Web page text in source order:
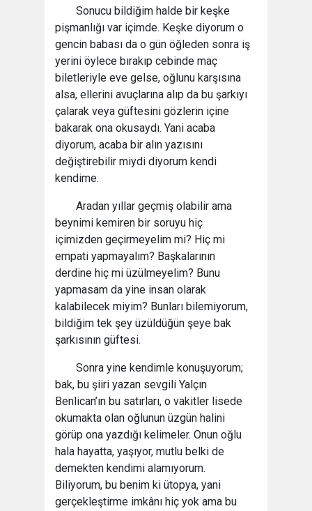
Sonucu bildiğim halde bir keşke
pişmanlığı var içimde. Keşke diyorum o
gencin babası da o gün öğleden sonra iş
yerini öylece bırakıp cebinde maç
biletleriyle eve gelse, oğlunu karşısına
alsa, ellerini avuçlarına alıp da bu şarkıyı
çalarak veya güftesini gözlerin içine
bakarak ona okusaydı. Yani acaba
diyorum, acaba bir alın yazısını
değiştirebilir miydi diyorum kendi
kendime.
Aradan yıllar geçmiş olabilir ama
beynimi kemiren bir soruyu hiç
içimizden geçirmeyelim mi? Hiç mi
empati yapmayalım? Başkalarının
derdine hiç mi üzülmeyelim? Bunu
yapmasam da yine insan olarak
kalabilecek miyim? Bunları bilemiyorum,
bildiğim tek şey üzüldüğün şeye bak
şarkısının güftesi.
Sonra yine kendimle konuşuyorum;
bak, bu şiiri yazan sevgili Yalçın
Benlican’ın bu satırları, o vakitler lisede
okumakta olan oğlunun üzgün halini
görüp ona yazdığı kelimeler. Onun oğlu
hala hayatta, yaşıyor, mutlu belki de
demekten kendimi alamıyorum.
Biliyorum, bu benim ki ütopya, yani
gerçekleştirme imkânı hiç yok ama bu